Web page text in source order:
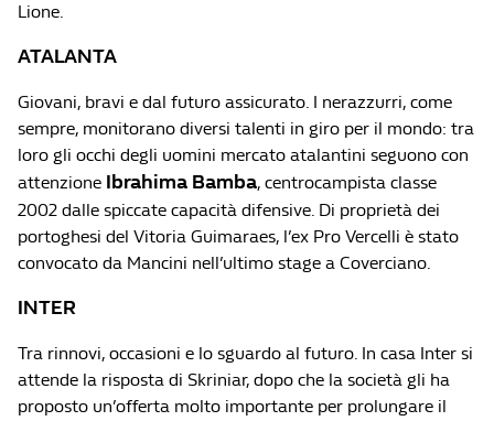
Lione.
ATALANTA
Giovani, bravi e dal futuro assicurato. I nerazzurri, come
sempre, monitorano diversi talenti in giro per il mondo: tra
loro gli occhi degli uomini mercato atalantini seguono con
attenzione Ibrahima Bamba, centrocampista classe
2002 dalle spiccate capacità difensive. Di proprietà dei
portoghesi del Vitoria Guimaraes, l’ex Pro Vercelli è stato
convocato da Mancini nell’ultimo stage a Coverciano.
INTER
Tra rinnovi, occasioni e lo sguardo al futuro. In casa Inter si
attende la risposta di Skriniar, dopo che la società gli ha
proposto un’offerta molto importante per prolungare il